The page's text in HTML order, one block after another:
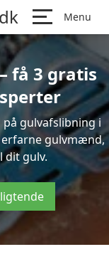
Menu
få 3 gratis
gulvafslibning i
gulvmænd,
dit gulv.